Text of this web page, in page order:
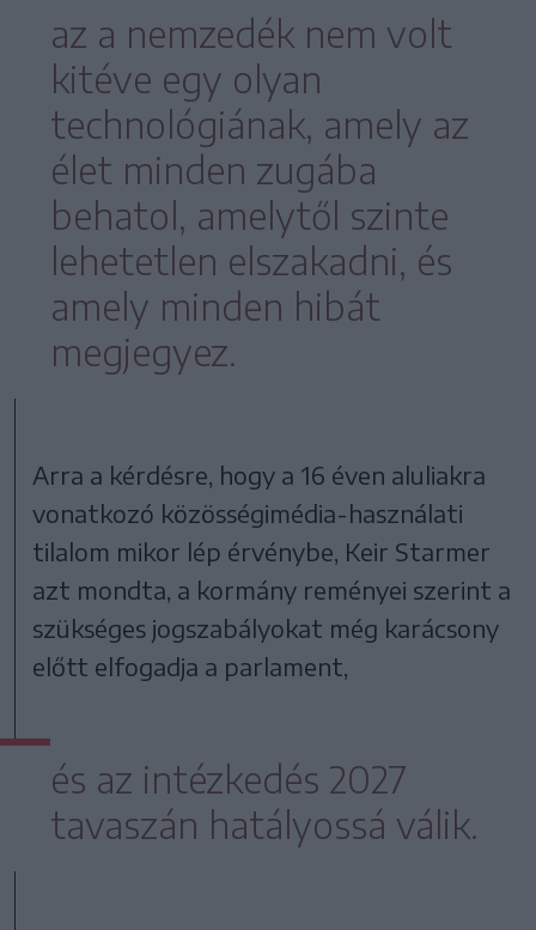
az a nemzedék nem volt
kitéve egy olyan
technológiának, amely az
élet minden zugába
behatol, amelytől szinte
lehetetlen elszakadni, és
amely minden hibát
megjegyez.
Arra a kérdésre, hogy a 16 éven aluliakra
vonatkozó közösségimédia-használati
tilalom mikor lép érvénybe, Keir Starmer
azt mondta, a kormány reményei szerint a
szükséges jogszabályokat még karácsony
előtt elfogadja a parlament,
és az intézkedés 2027
tavaszán hatályossá válik.